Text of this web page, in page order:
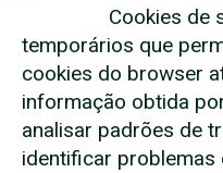
Cookies de
temporários que
cookies do browser
informação obtida
analisar padrões de
identificar problemas